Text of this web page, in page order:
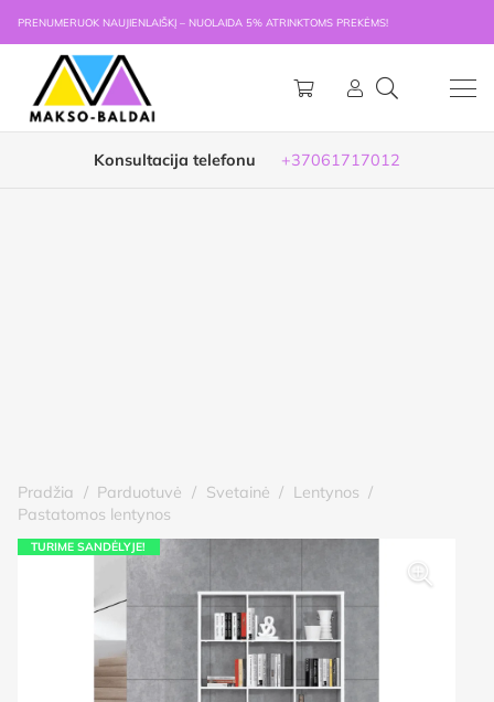
PRENUMERUOK NAUJIENLAIŠKĮ – NUOLAIDA 5% ATRINKTOMS PREKĖMS!
Konsultacija telefonu +37061717012
Pradžia / Parduotuvė / Svetainė / Lentynos /
Pastatomos lentynos
TURIME SANDĖLYJE!